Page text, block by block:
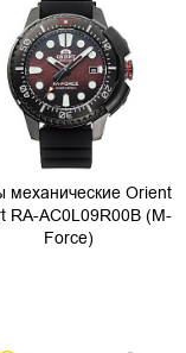
механические Orient
RA-AC0L09R00B (M-
Force)
УТОЧНИТЬ НАЛИЧИЕ